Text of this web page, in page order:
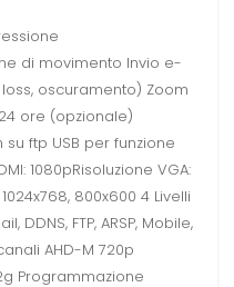
di movimento Invio e-
oscuramento) Zoom
ore (opzionale)
ftp USB per funzione
1080pRisoluzione VGA:
800x600 4 Livelli
DDNS, FTP, ARSP, Mobile,
canali AHD-M 720p
Programmazione